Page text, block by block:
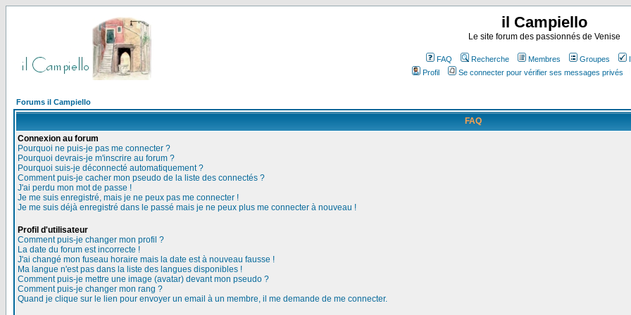
il Campiello
Le site forum des passionnés de Venise
FAQ Recherche Membres Groupes
Profil
Se connecter pour vérifier ses messages privés
Forums il Campiello
FAQ
Connexion au forum
Pourquoi ne puis-je pas me connecter ?
Pourquoi devrais-je m'inscrire au forum ?
Pourquoi suis-je déconnecté automatiquement ?
Comment puis-je cacher mon pseudo de la liste des connectés ?
J'ai perdu mon mot de passe !
Je me suis enregistré, mais je ne peux pas me connecter !
Je me suis déjà enregistré dans le passé mais je ne peux plus me connecter à nouveau !
Profil d'utilisateur
Comment puis-je changer mon profil ?
La date du forum est incorrecte !
J'ai changé mon fuseau horaire mais la date est à nouveau fausse !
Ma langue n'est pas dans la liste des langues disponibles !
Comment puis-je mettre une image (avatar) devant mon pseudo ?
Comment puis-je changer mon rang ?
Quand je clique sur le lien pour envoyer un email à un membre, il me demande de me connecter.